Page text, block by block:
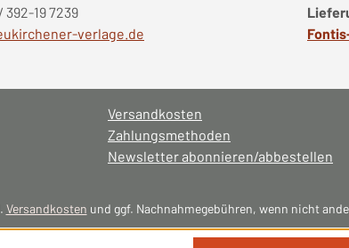
19 7239
verlage.de
Versandkosten
Zahlungsmethoden
Newsletter abonnieren/abbestellen
Versandkosten und ggf. Nachnahmegebühren, wenn nicht